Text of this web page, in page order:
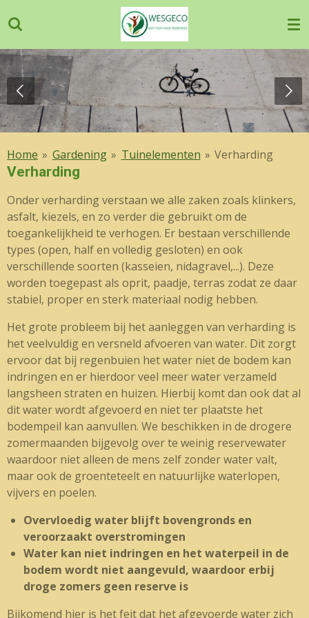
direct
naar
de
hoofdinhoud
Home » Gardening » Tuinelementen » Verharding
Verharding
Onder verharding verstaan we alle zaken zoals klinkers,
asfalt, kiezels, en zo verder die gebruikt om de
toegankelijkheid te verhogen. Er bestaan verschillende
types (open, half en volledig gesloten) en ook
verschillende soorten (kasseien, nidagravel,...). Deze
worden toegepast als oprit, paadje, terras zodat ze daar
stabiel, proper en sterk materiaal nodig hebben.
Het grote probleem bij het aanleggen van verharding is
het veelvuldig en versneld afvoeren van water. Dit zorgt
ervoor dat bij regenbuien het water niet de bodem kan
indringen en er hierdoor veel meer water verzameld
langsheen straten en huizen. Hierbij komt dan ook dat al
dit water wordt afgevoerd en niet ter plaatste het
bodempeil kan aanvullen. We beschikken in de drogere
zomermaanden bijgevolg over te weinig reservewater
waardoor niet alleen de mens zelf zonder water valt,
maar ook de groenteteelt en natuurlijke waterlopen,
vijvers en poelen.
Overvloedig water blijft bovengronds en
veroorzaakt overstromingen
Water kan niet indringen en het waterpeil in de
bodem wordt niet aangevuld, waardoor erbij
droge zomers geen reserve is
Bijkomend hier is het feit dat het afgevoerde water zich